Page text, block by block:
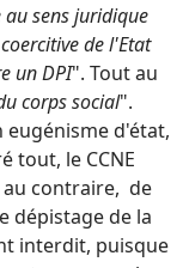
sens juridique
de l'Etat
un DPI". Tout au
corps social".
d'état,
tout, le CCNE
au contraire, de
dépistage de la
interdit, puisque